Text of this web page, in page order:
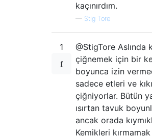
kaçınırdım.
— Stig Tore
1
@StigTore Aslında
çiğnemek için bir
boyunca izin
sadece etleri ve
çiğniyorlar. Bütün
ısırtan tavuk
ancak orada
Kemikleri